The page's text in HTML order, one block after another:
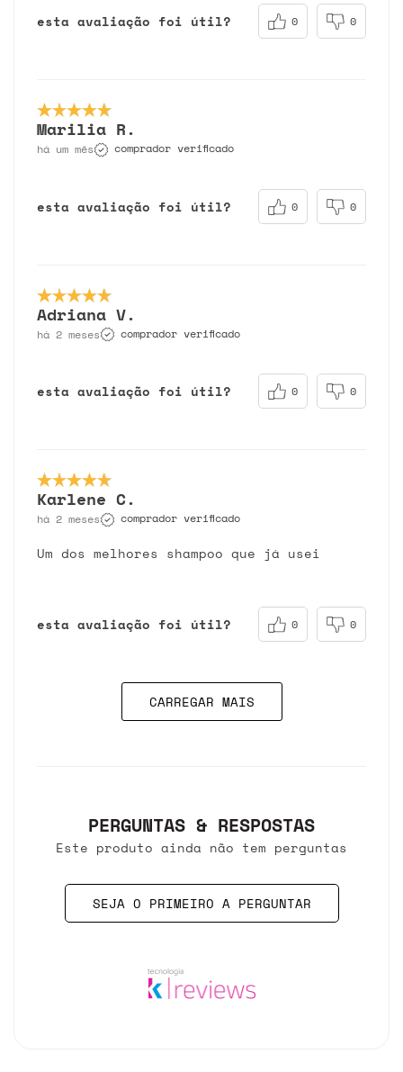
esta avaliação foi útil? 0 0
Marilia R.
há um mês comprador verificado
esta avaliação foi útil? 0 0
Adriana V.
há 2 meses comprador verificado
esta avaliação foi útil? 0 0
Karlene C.
há 2 meses comprador verificado
Um dos melhores shampoo que já usei
esta avaliação foi útil? 0 0
CARREGAR MAIS
PERGUNTAS & RESPOSTAS
Este produto ainda não tem perguntas
SEJA O PRIMEIRO A PERGUNTAR